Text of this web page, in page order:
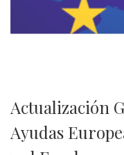
Actualización
Ayudas